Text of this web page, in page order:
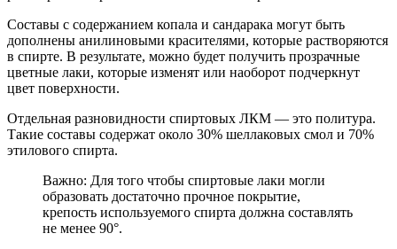
Составы с содержанием копала и сандарака могут быть
дополнены анилиновыми красителями, которые растворяются
в спирте. В результате, можно будет получить прозрачные
цветные лаки, которые изменят или наоборот подчеркнут
цвет поверхности.
Отдельная разновидности спиртовых ЛКМ — это политура.
Такие составы содержат около 30% шеллаковых смол и 70%
этилового спирта.
Важно: Для того чтобы спиртовые лаки могли
образовать достаточно прочное покрытие,
крепость используемого спирта должна составлять
не менее 90°.